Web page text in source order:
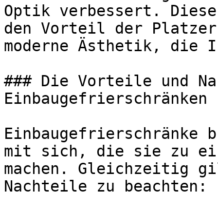
Optik verbessert.
den Vorteil der
moderne Ästhetik, die
### Die Vorteile und
Einbaugefrierschränken
Einbaugefrierschränke
mit sich, die sie zu
machen. Gleichzeitig
Nachteile zu beachten: